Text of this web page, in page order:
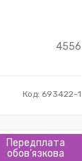
4556
Код: 693422-1
Передплата
обов'язкова